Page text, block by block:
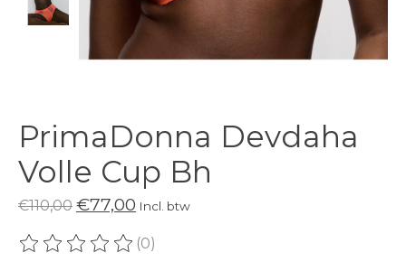
PrimaDonna Devdaha
Volle Cup Bh
€110,00 €77,00 Incl. btw
De beoordeling van dit product is
(0)